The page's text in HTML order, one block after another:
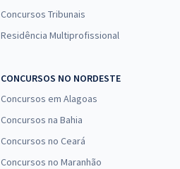
Concursos Tribunais
Residência Multiprofissional
CONCURSOS NO NORDESTE
Concursos em Alagoas
Concursos na Bahia
Concursos no Ceará
Concursos no Maranhão